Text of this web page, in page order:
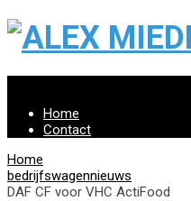
Home
Contact
Home
bedrijfswagennieuws
DAF CF voor VHC ActiFood